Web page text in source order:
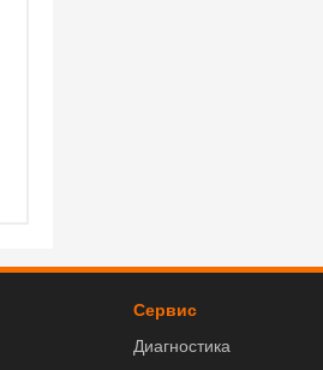
Сервис
Диагностика